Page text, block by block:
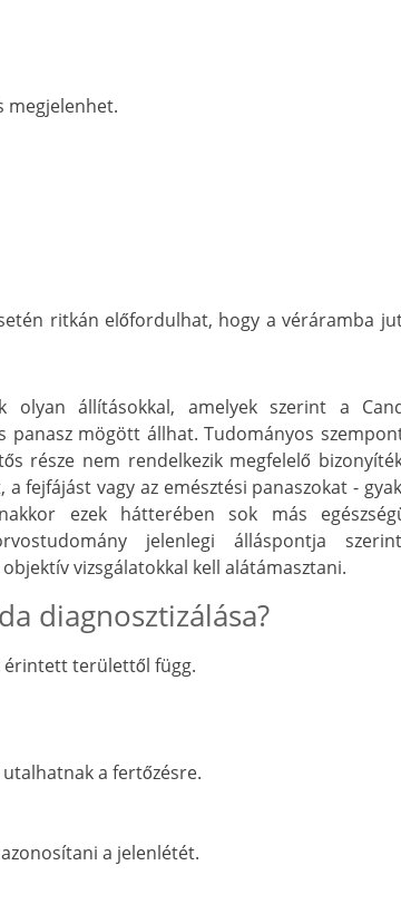
megjelenhet.
ritkán előfordulhat, hogy a véráramba
olyan állításokkal, amelyek szerint a
mögött állhat. Tudományos
része nem rendelkezik megfelelő
fejfájást vagy az emésztési panaszokat -
ezek hátterében sok más
jelenlegi álláspontja
vizsgálatokkal kell alátámasztani.
diagnosztizálása?
érintett területtől függ.
a fertőzésre.
a jelenlétét.